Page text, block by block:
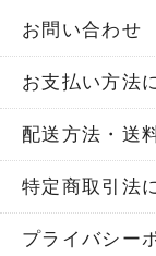
お問い合わせ
お支払い方法
配送方法・送
特定商取引法
プライバシー